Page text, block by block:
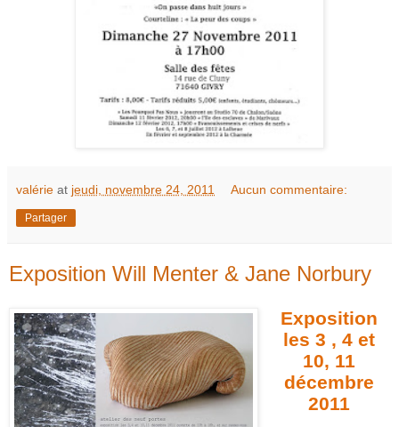
valérie at jeudi, novembre 24, 2011 Aucun commentaire:
Partager
Exposition Will Menter & Jane Norbury
Exposition
les 3 , 4 et
10, 11
décembre
2011